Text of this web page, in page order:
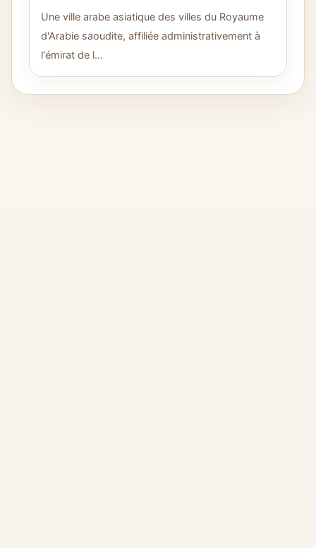
Une ville arabe asiatique des villes du Royaume
d'Arabie saoudite, affiliée administrativement à
l'émirat de l...